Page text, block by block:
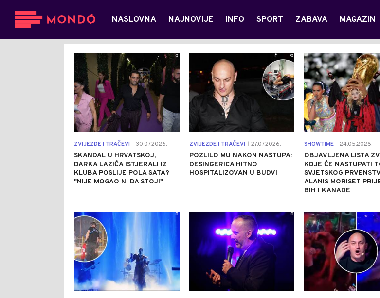
NASLOVNA NAJNOVIJE INFO SPORT ZABAVA MAGAZIN
ZVIJEZDE I TRAČEVI 30.07.2026.
SKANDAL U HRVATSKOJ,
DARKA LAZIĆA ISTJERALI IZ
KLUBA POSLIJE POLA SATA?
"NIJE MOGAO NI DA STOJI"
0
ZVIJEZDE I TRAČEVI 27.07.2026.
POZLILO MU NAKON NASTUPA:
DESINGERICA HITNO
HOSPITALIZOVAN U BUDVI
0
SHOWTIME 24.05.2026.
OBJAVLJENA LISTA
KOJE ĆE NASTUPATI
SVJETSKOG
ALANIS MORISET
BIH I KANADE
0 0